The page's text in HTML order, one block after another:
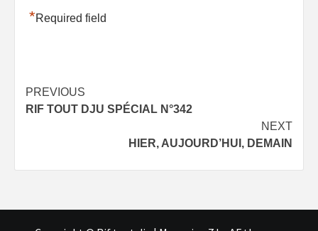
*Required field
Post
navigation
PREVIOUS
RIF TOUT DJU SPÉCIAL N°342
NEXT
HIER, AUJOURD’HUI, DEMAIN